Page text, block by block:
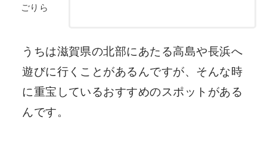
ごりら
うちは滋賀県の北部にあたる高島や長浜へ
遊びに行くことがあるんですが、そんな時
に重宝しているおすすめのスポットがある
んです。